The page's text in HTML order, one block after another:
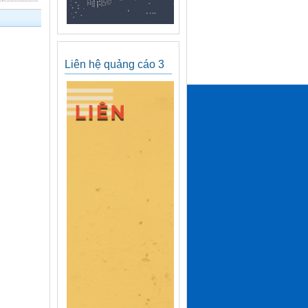
Liên hệ quảng cáo 3